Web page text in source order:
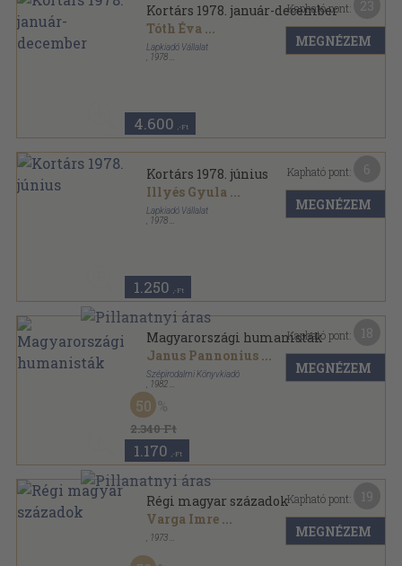
Kortárs 1978. január-december
Tóth Éva ...
Lapkiadó Vállalat
1978
4.600 ,-Ft
Kapható pont:
MEGNÉZEM
Kortárs 1978. június
Illyés Gyula ...
Lapkiadó Vállalat
1978
1.250 ,-Ft
Kapható pont:
MEGNÉZEM
Magyarországi humanisták
Janus Pannonius ...
Szépirodalmi Könyvkiadó
1982
Vászon
Magyar remekírók sorozat
2.340 Ft
50
1.170 ,-Ft
Kapható pont:
MEGNÉZEM
Régi magyar századok
Varga Imre ...
1973
»Studium« sorozat
Kapható pont:
MEGNÉZEM